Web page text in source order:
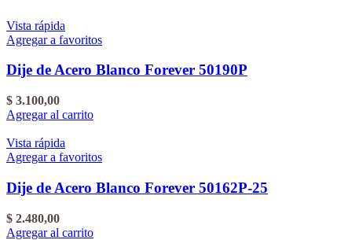
Vista rápida
Agregar a favoritos
Dije de Acero Blanco Forever 50190P
$ 3.100,00
Agregar al carrito
Vista rápida
Agregar a favoritos
Dije de Acero Blanco Forever 50162P-25
$ 2.480,00
Agregar al carrito